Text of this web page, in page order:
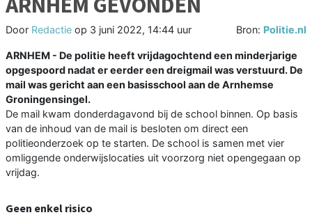
Door Redactie op 3 juni 2022, 14:44 uur Bron: Politie.nl
ARNHEM - De politie heeft vrijdagochtend een minderjarige
opgespoord nadat er eerder een dreigmail was verstuurd. De
mail was gericht aan een basisschool aan de Arnhemse
Groningensingel.
De mail kwam donderdagavond bij de school binnen. Op basis
van de inhoud van de mail is besloten om direct een
politieonderzoek op te starten. De school is samen met vier
omliggende onderwijslocaties uit voorzorg niet opengegaan op
vrijdag.
Geen enkel risico